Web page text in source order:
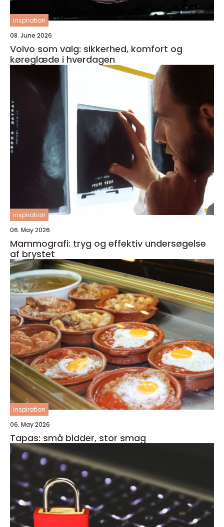
inspiration
08. June 2026
Volvo som valg: sikkerhed, komfort og
køreglæde i hverdagen
inspiration
06. May 2026
Mammografi: tryg og effektiv undersøgelse
af brystet
inspiration
06. May 2026
Tapas: små bidder, stor smag